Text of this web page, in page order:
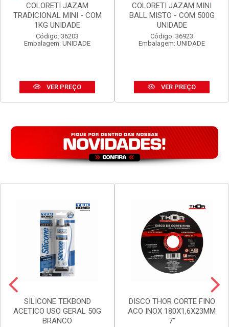
COLORETI JAZAM
TRADICIONAL MINI - COM
1KG UNIDADE
Código: 36203
Embalagem: UNIDADE
VER PREÇO
COLORETI JAZAM MINI
BALL MISTO - COM 500G
UNIDADE
Código: 36923
Embalagem: UNIDADE
VER PREÇO
SILICONE TEKBOND
ACETICO USO GERAL 50G
BRANCO
DISCO THOR CORTE FINO
ACO INOX 180X1,6X23MM
7”